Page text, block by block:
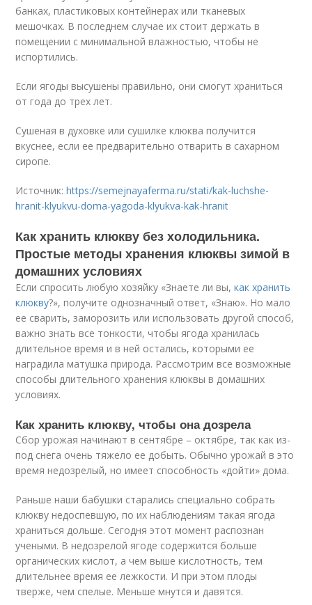
банках, пластиковых контейнерах или тканевых
мешочках. В последнем случае их стоит держать в
помещении с минимальной влажностью, чтобы не
испортились.
Если ягоды высушены правильно, они смогут храниться
от года до трех лет.
Сушеная в духовке или сушилке клюква получится
вкуснее, если ее предварительно отварить в сахарном
сиропе.
Источник:https://semejnayaferma.ru/stati/kak-luchshe-
hranit-klyukvu-doma-yagoda-klyukva-kak-hranit
Как хранить клюкву без холодильника.
Простые методы хранения клюквы зимой в
домашних условиях
Если спросить любую хозяйку «Знаете ли вы,как хранить
клюкву?», получите однозначный ответ, «Знаю». Но мало
ее сварить, заморозить или использовать другой способ,
важно знать все тонкости, чтобы ягода хранилась
длительное время и в ней остались, которыми ее
наградила матушка природа. Рассмотрим все возможные
способы длительного хранения клюквы в домашних
условиях.
Как хранить клюкву, чтобы она дозрела
Сбор урожая начинают в сентябре – октябре, так как из-
под снега очень тяжело ее добыть. Обычно урожай в это
время недозрелый, но имеет способность «дойти» дома.
Раньше наши бабушки старались специально собрать
клюкву недоспевшую, по их наблюдениям такая ягода
храниться дольше. Сегодня этот момент распознан
учеными. В недозрелой ягоде содержится больше
органических кислот, а чем выше кислотность, тем
длительнее время ее лежкости. И при этом плоды
тверже, чем спелые. Меньше мнутся и давятся.